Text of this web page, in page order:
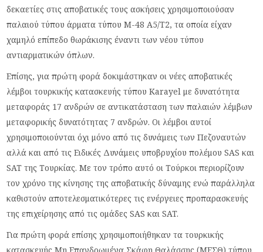
δεκαετίες στις αποβατικές τους ασκήσεις χρησιμοποιούσαν
παλαιού τύπου άρματα τύπου Μ-48 Α5/Τ2, τα οποία είχαν
χαμηλό επίπεδο θωράκισης έναντι των νέου τύπου
αντιαρματικών όπλων.
Επίσης, για πρώτη φορά δοκιμάστηκαν οι νέες αποβατικές
λέμβοι τουρκικής κατασκευής τύπου Karayel με δυνατότητα
μεταφοράς 17 ανδρών σε αντικατάσταση των παλαιών λέμβων
μεταφορικής δυνατότητας 7 ανδρών. Οι λέμβοι αυτοί
χρησιμοποιούνται όχι μόνο από τις δυνάμεις των Πεζοναυτών
αλλά και από τις Ειδικές Δυνάμεις υποβρυχίου πολέμου SAS και
SAT της Τουρκίας. Με τον τρόπο αυτό οι Τούρκοι περιορίζουν
τον χρόνο της κίνησης της αποβατικής δύναμης ενώ παράλληλα
καθιστούν αποτελεσματικότερες τις ενέργειες προπαρασκευής
της επιχείρησης από τις ομάδες SAS και SAT.
Για πρώτη φορά επίσης χρησιμοποιήθηκαν τα τουρκικής